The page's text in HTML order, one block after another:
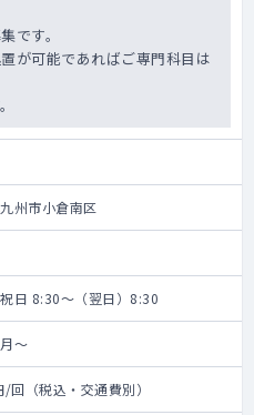
です。
が可能であればご専門科目は
州市小倉南区
日 8:30～（翌日）8:30
～
回（税込・交通費別）